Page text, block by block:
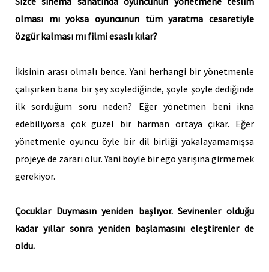
olması mı yoksa oyuncunun tüm yaratma cesaretiyle
özgür kalması mı filmi esaslı kılar?
İkisinin arası olmalı bence. Yani herhangi bir yönetmenle
çalışırken bana bir şey söylediğinde, şöyle şöyle dediğinde
ilk sorduğum soru neden? Eğer yönetmen beni ikna
edebiliyorsa çok güzel bir harman ortaya çıkar. Eğer
yönetmenle oyuncu öyle bir dil birliği yakalayamamışsa
projeye de zararı olur. Yani böyle bir ego yarışına girmemek
gerekiyor.
Çocuklar Duymasın yeniden başlıyor. Sevinenler olduğu
kadar yıllar sonra yeniden başlamasını eleştirenler de
oldu.